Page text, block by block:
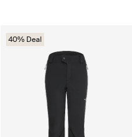
40% Deal